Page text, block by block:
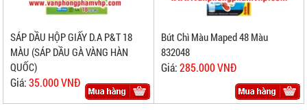
SÁP DẦU HỘP GIẤY D.A P&T 18
MÀU (SÁP DẦU GÀ VÀNG HÀN
QUỐC)
Giá:35.000 VNĐ
Bút Chì Màu Maped 48 Màu
832048
Giá:285.000 VNĐ